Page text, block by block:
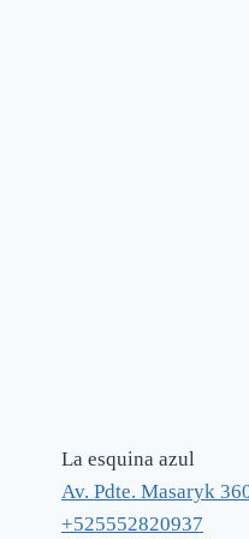
La esquina azul
Av. Pdte. Masaryk
+525552820937